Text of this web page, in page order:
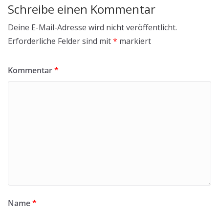
Schreibe einen Kommentar
Deine E-Mail-Adresse wird nicht veröffentlicht.
Erforderliche Felder sind mit* markiert
Kommentar*
Name*